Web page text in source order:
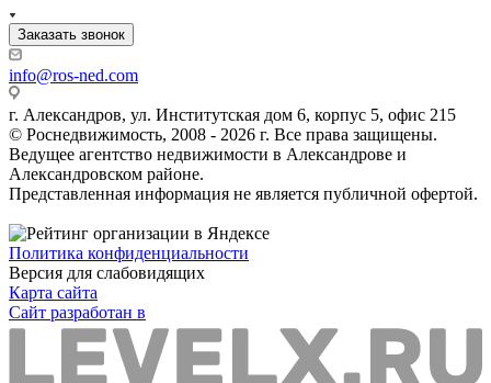
Заказать звонок
info@ros-ned.com
г. Александров, ул. Институтская дом 6, корпус 5, офис 215
© Роснедвижимость, 2008 - 2026 г. Все права защищены.
Ведущее агентство недвижимости в Александрове и
Александровском районе.
Представленная информация не является публичной офертой.
Политика конфиденциальности
Версия для слабовидящих
Карта сайта
Сайт разработан в